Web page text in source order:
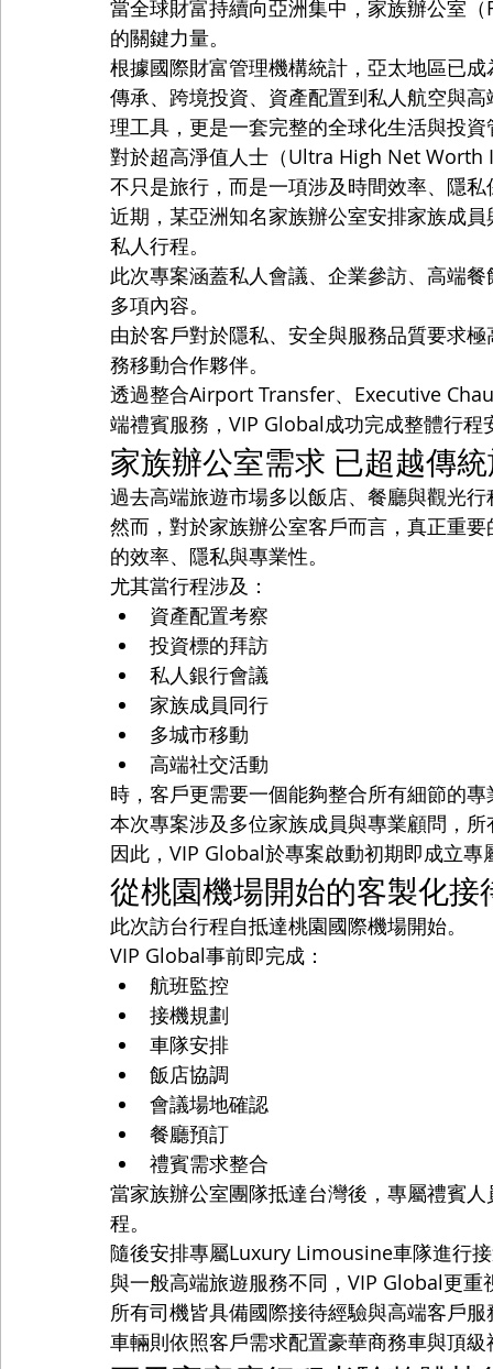
當全球財富持續向亞洲集中，家族辦公室
的關鍵力量。
根據國際財富管理機構統計，亞太地區已
傳承、跨境投資、資產配置到私人航空與
理工具，更是一套完整的全球化生活與投
對於超高淨值人士（Ultra High Net
不只是旅行，而是一項涉及時間效率、隱
近期，某亞洲知名家族辦公室安排家族成
私人行程。
此次專案涵蓋私人會議、企業參訪、高端
多項內容。
由於客戶對於隱私、安全與服務品質要求
務移動合作夥伴。
透過整合Airport Transfer、Executive
端禮賓服務，VIP Global成功完成整體行
家族辦公室需求 已超越傳
過去高端旅遊市場多以飯店、餐廳與觀光
然而，對於家族辦公室客戶而言，真正重
的效率、隱私與專業性。
尤其當行程涉及：
資產配置考察
投資標的拜訪
私人銀行會議
家族成員同行
多城市移動
高端社交活動
時，客戶更需要一個能夠整合所有細節的專
本次專案涉及多位家族成員與專業顧問，
因此，VIP Global於專案啟動初期即成立
從桃園機場開始的客製化接
此次訪台行程自抵達桃園國際機場開始。
VIP Global事前即完成：
航班監控
接機規劃
車隊安排
飯店協調
會議場地確認
餐廳預訂
禮賓需求整合
當家族辦公室團隊抵達台灣後，專屬禮賓
程。
隨後安排專屬Luxury Limousine車隊進行
與一般高端旅遊服務不同，VIP Global更
所有司機皆具備國際接待經驗與高端客戶服
車輛則依照客戶需求配置豪華商務車與頂